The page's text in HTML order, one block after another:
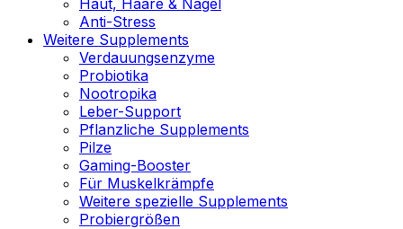
Anti-Stress
Weitere Supplements
Verdauungsenzyme
Probiotika
Nootropika
Leber-Support
Pflanzliche Supplements
Pilze
Gaming-Booster
Für Muskelkrämpfe
Weitere spezielle Supplements
Probiergrößen